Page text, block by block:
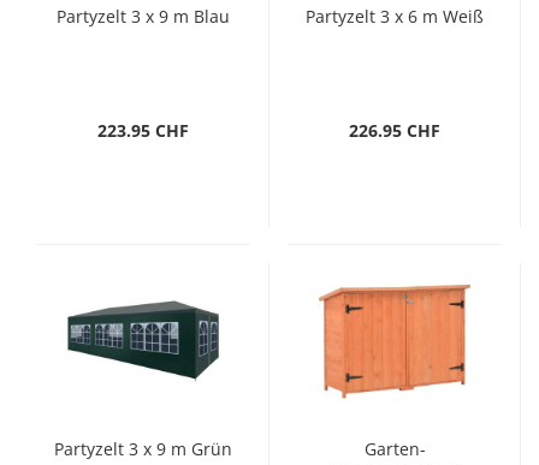
Partyzelt 3 x 9 m Blau
223.95 CHF
Partyzelt 3 x 6 m Weiß
226.95 CHF
Partyzelt 3 x 9 m Grün
Garten-